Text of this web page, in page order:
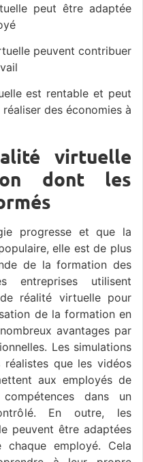
peut être adaptée
peuvent contribuer
est rentable et peut
des économies à
virtuelle
dont les
progresse et que la
elle est de plus
de la formation des
entreprises utilisent
réalité virtuelle pour
de la formation en
avantages par
Les simulations
que les vidéos
aux employés de
dans un
En outre, les
peuvent être adaptées
employé. Cela